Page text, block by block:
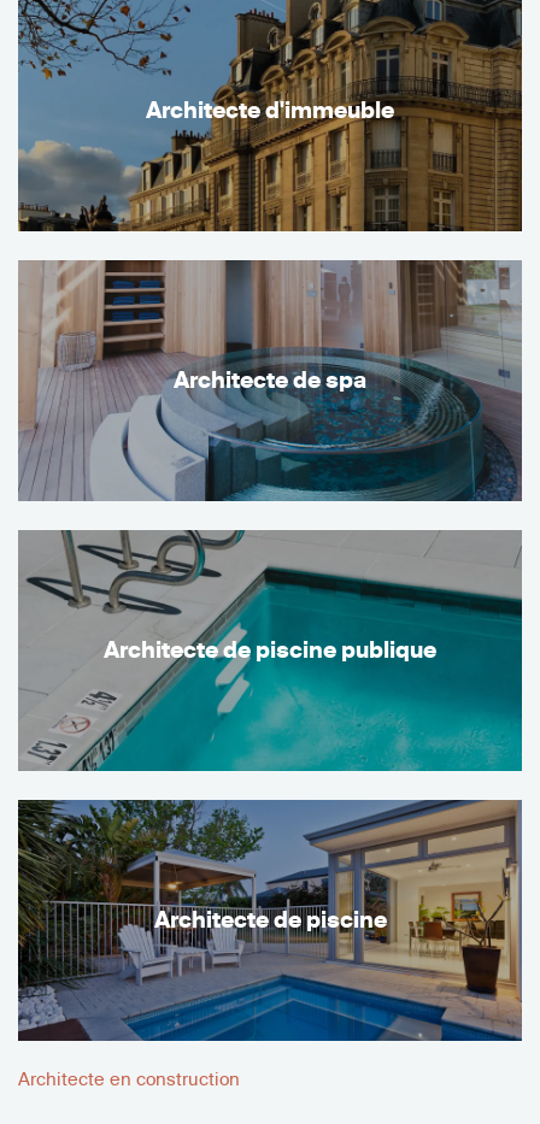
Architecte d'immeuble
Architecte de spa
Architecte de piscine publique
Architecte de piscine
Architecte en construction